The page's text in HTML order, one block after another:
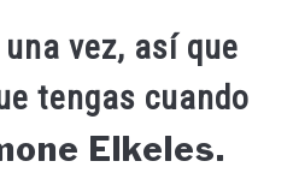
vez, así que
tengas cuando
Elkeles.